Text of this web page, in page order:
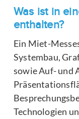
Was ist in
enthalten?
Ein Miet-
Systembau,
sowie Auf- und
Technologien